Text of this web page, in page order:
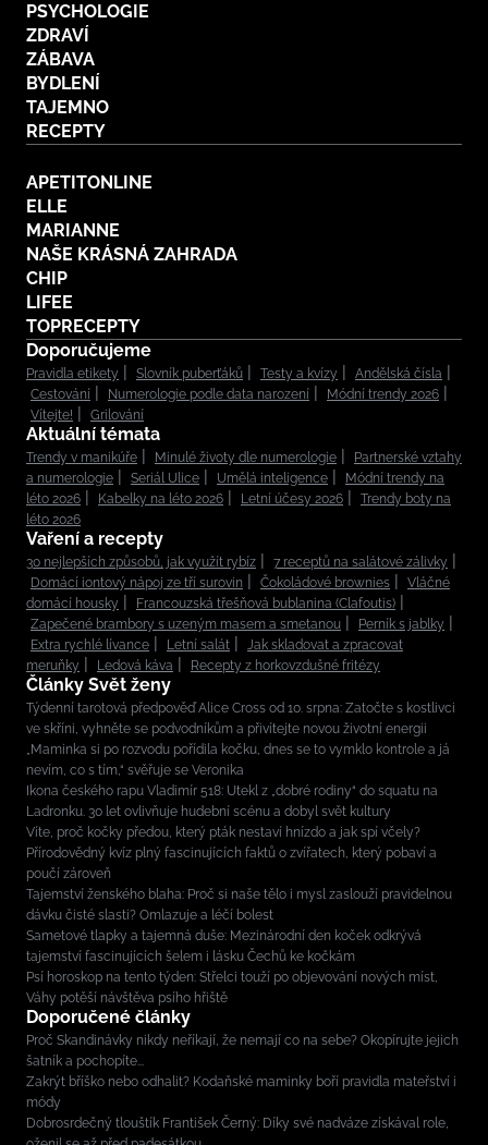
PSYCHOLOGIE
ZDRAVÍ
ZÁBAVA
BYDLENÍ
TAJEMNO
RECEPTY
APETITONLINE
ELLE
MARIANNE
NAŠE KRÁSNÁ ZAHRADA
CHIP
LIFEE
TOPRECEPTY
Doporučujeme
Pravidla etikety Slovník puberťáků Testy a kvízy
Andělská čísla
Cestování
Numerologie podle data narození
Módní trendy 2026
Vítejte!
Grilování
Aktuální témata
Trendy v manikúře Minulé životy dle numerologie
Partnerské vztahy
a numerologie
Seriál Ulice Umělá inteligence
Módní trendy na
léto 2026
Kabelky na léto 2026 Letní účesy 2026
Trendy boty na
léto 2026
Vaření a recepty
30 nejlepších způsobů, jak využít rybíz
7 receptů na salátové zálivky
Domácí iontový nápoj ze tří surovin
Čokoládové brownies
Vláčné
domácí housky
Francouzská třešňová bublanina (Clafoutis)
Zapečené brambory s uzeným masem a smetanou
Perník s jablky
Extra rychlé lívance
Letní salát
Jak skladovat a zpracovat
meruňky
Ledová káva Recepty z horkovzdušné fritézy
Články Svět ženy
Týdenní tarotová předpověď Alice Cross od 10. srpna: Zatočte s kostlivci
ve skříni, vyhněte se podvodníkům a přivítejte novou životní energii
„Maminka si po rozvodu pořídila kočku, dnes se to vymklo kontrole a já
nevím, co s tím,“ svěřuje se Veronika
Ikona českého rapu Vladimír 518: Utekl z „dobré rodiny“ do squatu na
Ladronku. 30 let ovlivňuje hudební scénu a dobyl svět kultury
Víte, proč kočky předou, který pták nestaví hnízdo a jak spí včely?
Přírodovědný kvíz plný fascinujících faktů o zvířatech, který pobaví a
poučí zároveň
Tajemství ženského blaha: Proč si naše tělo i mysl zaslouží pravidelnou
dávku čisté slasti? Omlazuje a léčí bolest
Sametové tlapky a tajemná duše: Mezinárodní den koček odkrývá
tajemství fascinujících šelem i lásku Čechů ke kočkám
Psí horoskop na tento týden: Střelci touží po objevování nových míst,
Váhy potěší návštěva psího hřiště
Doporučené články
Proč Skandinávky nikdy neříkají, že nemají co na sebe? Okopírujte jejich
šatník a pochopíte...
Zakrýt bříško nebo odhalit? Kodaňské maminky boří pravidla mateřství i
módy
Dobrosrdečný tlouštík František Černý: Díky své nadváze získával role,